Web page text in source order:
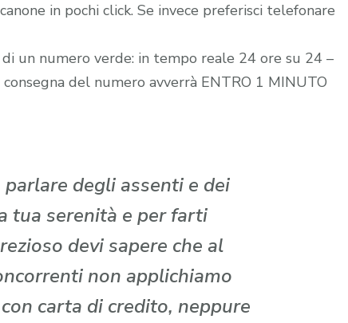
in pochi click. Se invece preferisci telefonare
di un numero verde: in tempo reale 24 ore su 24 –
del numero avverrà ENTRO 1 MINUTO
degli assenti e dei
tua serenità e per farti
devi sapere che al
non applichiamo
carta di credito, neppure